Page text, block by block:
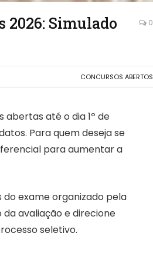
2026: Simulado
0
CONCURSOS ABERTOS
abertas até o dia 1º de
Para quem deseja se
para aumentar a
exame organizado pela
avaliação e direcione
seletivo.